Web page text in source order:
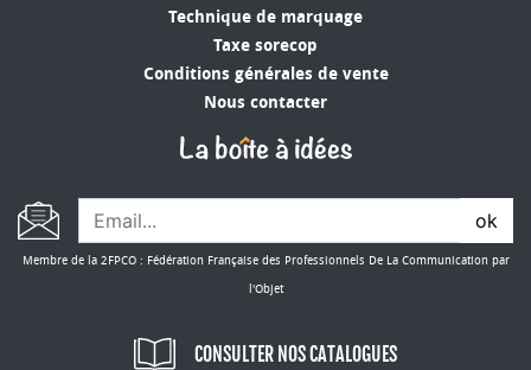
Technique de marquage
Taxe sorecop
Conditions générales de vente
Nous contacter
ok
Membre de la 2FPCO : Fédération Française des Professionnels De La Communication par
l'Objet
CONSULTER NOS CATALOGUES